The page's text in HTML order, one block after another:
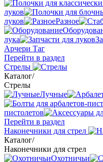
луков
луков
Разное
лука
Арчери Таг
Перейти в раздел
Стрелы
Каталог/
Стрелы
Лучные
пистолетов
Перейти в раздел
Наконечники для стрел
Каталог/
Наконечники для стрел
Охотничьи